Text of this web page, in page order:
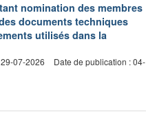
nomination des membres
documents techniques
utilisés dans la
07-2026
Date de publication : 04-